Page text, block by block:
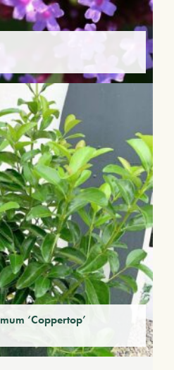
‘Coppertop’